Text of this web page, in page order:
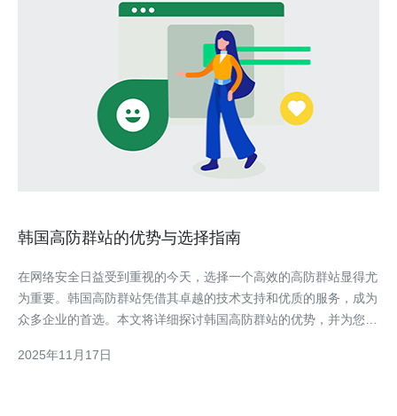
韩国高防群站的优势与选择指南
在网络安全日益受到重视的今天，选择一个高效的高防群站显得尤
为重要。韩国高防群站凭借其卓越的技术支持和优质的服务，成为
众多企业的首选。本文将详细探讨韩国高防群站的优势，并为您提
越的网络安全防护 韩国高防群站的首要优势在于其卓越的网络安
2025年11月17日